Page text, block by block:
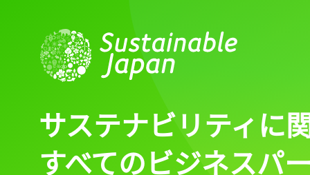
サステナビリティに
すべてのビジネスパ